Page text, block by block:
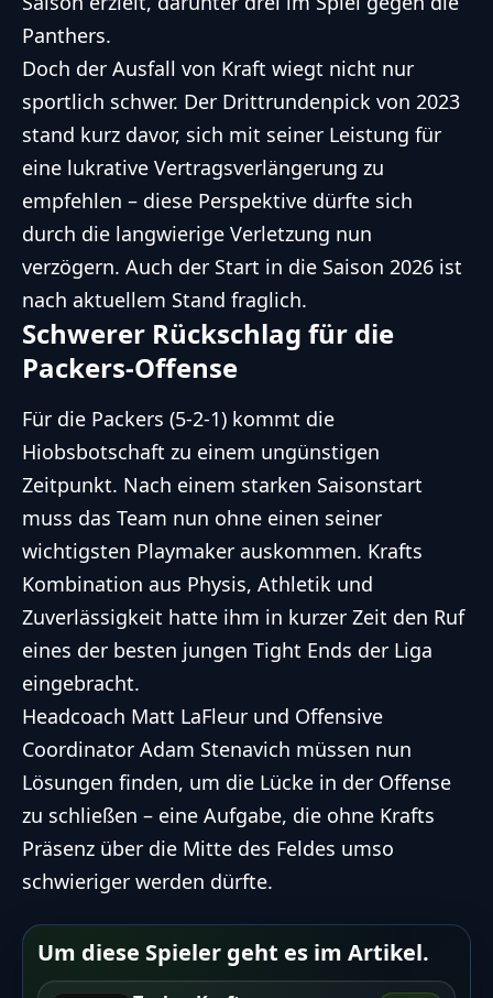
Panthers.
Doch der Ausfall von Kraft wiegt nicht nur
sportlich schwer. Der Drittrundenpick von 2023
stand kurz davor, sich mit seiner Leistung für
eine lukrative Vertragsverlängerung zu
empfehlen – diese Perspektive dürfte sich
durch die langwierige Verletzung nun
verzögern. Auch der Start in die Saison 2026 ist
nach aktuellem Stand fraglich.
Schwerer Rückschlag für die
Packers-Offense
Für die Packers (5-2-1) kommt die
Hiobsbotschaft zu einem ungünstigen
Zeitpunkt. Nach einem starken Saisonstart
muss das Team nun ohne einen seiner
wichtigsten Playmaker auskommen. Krafts
Kombination aus Physis, Athletik und
Zuverlässigkeit hatte ihm in kurzer Zeit den Ruf
eines der besten jungen Tight Ends der Liga
eingebracht.
Headcoach Matt LaFleur und Offensive
Coordinator Adam Stenavich müssen nun
Lösungen finden, um die Lücke in der Offense
zu schließen – eine Aufgabe, die ohne Krafts
Präsenz über die Mitte des Feldes umso
schwieriger werden dürfte.
Um diese Spieler geht es im Artikel.